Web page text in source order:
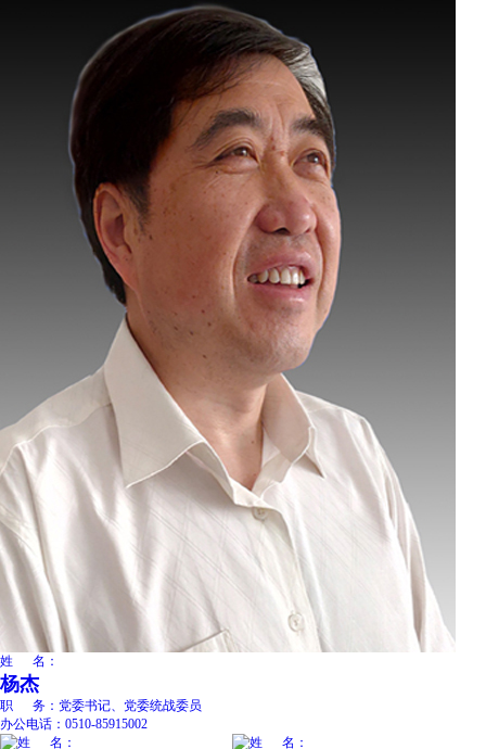
姓 名：
杨杰
职 务： 党委书记、党委统战委员
办公电话： 0510-85915002
姓 名：
姓 名：